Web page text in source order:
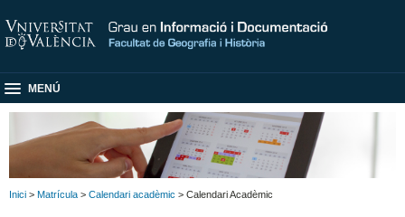
MENÚ
Inici > Matrícula > Calendari acadèmic > Calendari Acadèmic